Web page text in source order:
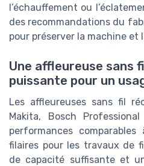
l’échauffement ou
des recommandations du
pour préserver la machine et
Une affleureuse sans
puissante pour un
Les affleureuses sans fil
Makita, Bosch
performances
filaires pour les travaux de
de capacité suffisante et